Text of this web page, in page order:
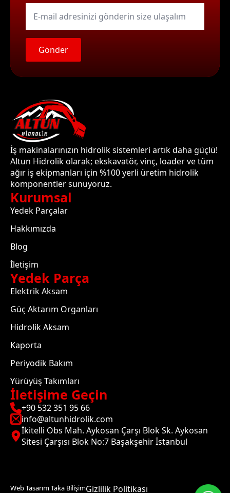
E-
mail
Gönder
İş makinalarınızın hidrolik sistemleri artık daha güçlü!
Altun Hidrolik olarak; ekskavatör, vinç, loader ve tüm
ağır iş ekipmanları için %100 yerli üretim hidrolik
komponentler sunuyoruz.
Kurumsal
Yedek Parçalar
Hakkımızda
Blog
İletişim
Yedek Parça
Elektrik Aksam
Güç Aktarım Organları
Hidrolik Aksam
Kaporta
Periyodik Bakım
Yürüyüş Takımları
İletişime Geçin
+90 532 351 95 66
info@altunhidrolik.com
İkitelli Obs Mah. Aykosan Çarşı Blok Sk. Aykosan
Sitesi Çarşısı Blok No:7 Başakşehir İstanbul
Web Tasarım Taka BilişimGizlilik Politikası